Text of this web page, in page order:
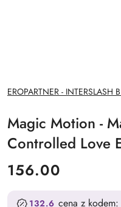
NAZWA
PRODUCENTA:
EROPARTNER - INTERSLASH
Magic Motion -
Controlled Love
cena:
156.00
132.6 cena z kodem: